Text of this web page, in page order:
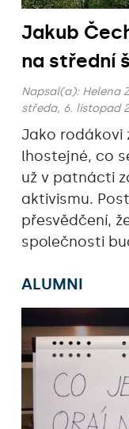
Jakub
na střední
Napsal(a): Helena
středa, 6. listopad
Jako rodákovi
lhostejné, co
už v patnácti
aktivismu.
přesvědčení,
společnosti
ALUMNI